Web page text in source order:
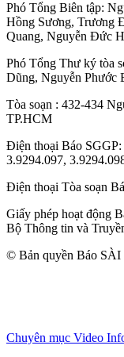
Phó Tổng Biên tập:
Hồng Sương, Trương
Quang, Nguyễn Đức
Phó Tổng Thư ký tòa
Dũng, Nguyễn Phước
Tòa soạn : 432-434
TP.HCM
Điện thoại Báo SGGP
3.9294.097,
Điện thoại Tòa soạn
Giấy phép hoạt động
Bộ Thông tin và
© Bản quyền Báo
Chuyên mục Video